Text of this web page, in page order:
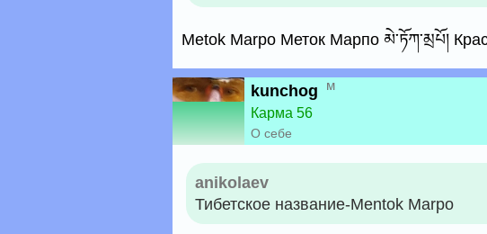
Metok Marpo Меток Марпо མེ་ཏོཀ་མྲཔོ།
kunchog
м
Карма 56
О себе
anikolaev
Тибетское название-Mentok Marpo